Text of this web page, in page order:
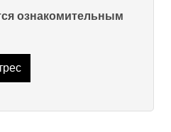
ознакомительным